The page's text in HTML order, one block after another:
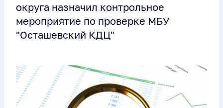
округа назначил контрольное
мероприятие по проверке МБУ
"Осташевский КДЦ"